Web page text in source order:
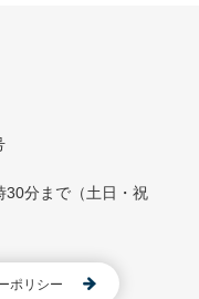
30分まで（土日・祝
ポリシー